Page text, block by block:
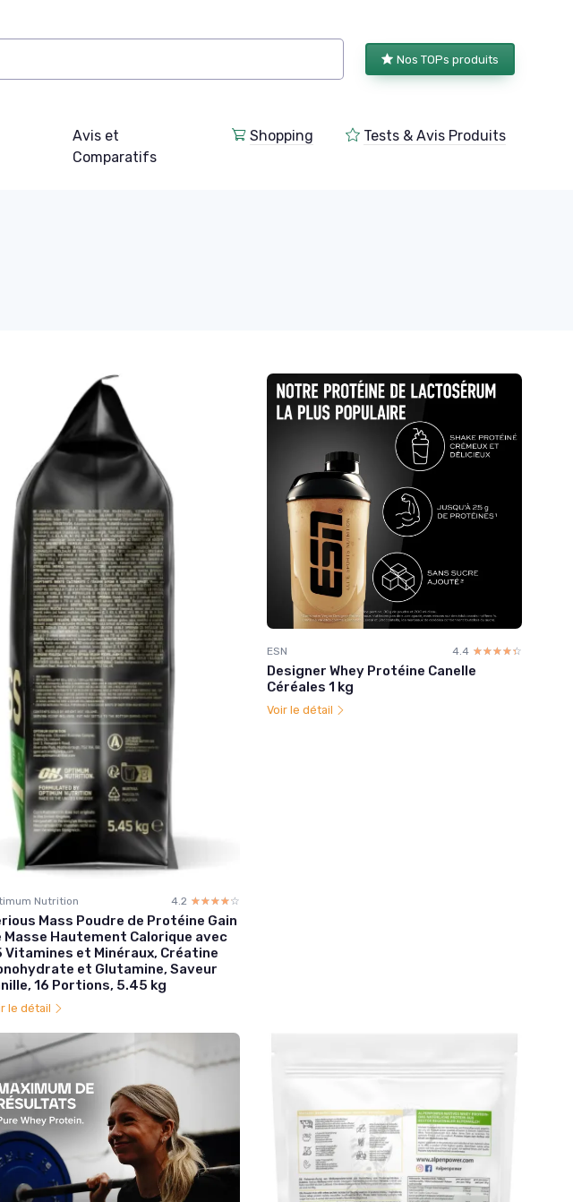
Nos TOPs produits
Avis et
Comparatifs
Shopping Tests & Avis Produits
Nutrition 4.2 ☆☆☆☆☆
★★★★★
Mass Poudre de Protéine Gain
Masse Hautement Calorique avec
Vitamines et Minéraux, Créatine
et Glutamine, Saveur
16 Portions, 5.45 kg
le détail
ESN 4.4 ☆☆☆☆☆
★★★★★
Designer Whey Protéine Canelle
Céréales 1 kg
Voir le détail